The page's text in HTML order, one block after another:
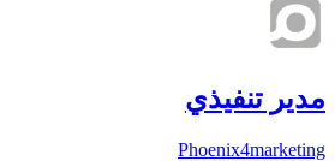
مدير تنفيذي
Phoenix4marketing